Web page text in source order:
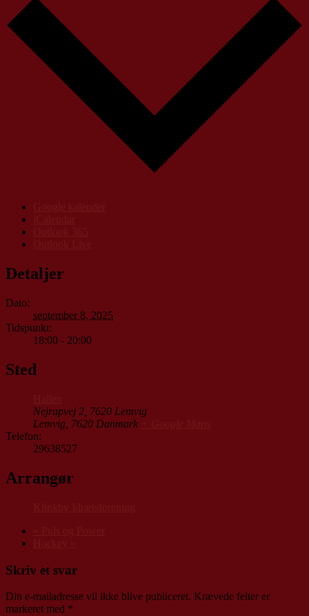
Detaljer
Dato:
september 8, 2025
Tidspunkt:
18:00 - 20:00
Sted
Nejrupvej 2, 7620 Lemvig
Lemvig 7620 Danmark
Telefon:
29638527
Arrangør
Skriv et svar
Din e-mailadresse vil ikke blive publiceret. Krævede felter er
markeret med *